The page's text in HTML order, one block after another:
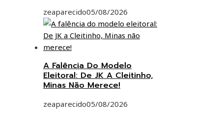
zeaparecido05/08/2026
A Falência Do Modelo
Eleitoral: De JK A Cleitinho,
Minas Não Merece!
zeaparecido05/08/2026